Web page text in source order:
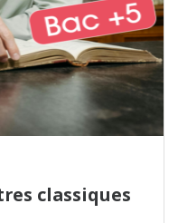
classiques